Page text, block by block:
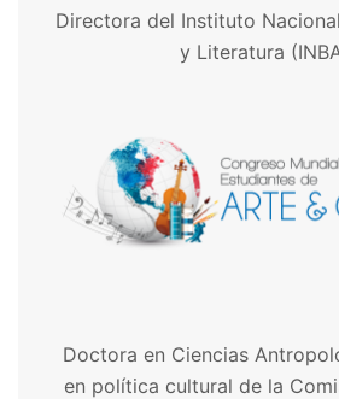
Directora del Instituto
y Literatura
Doctora en Ciencias
en política cultural de la